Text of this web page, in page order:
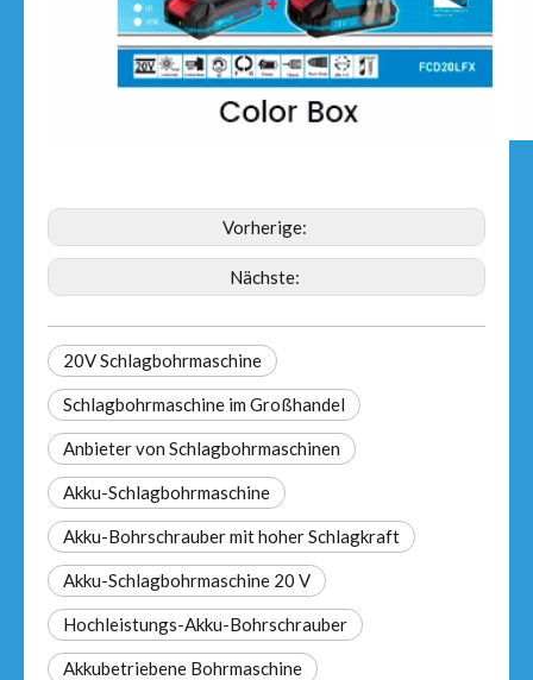
Vorherige:
Nächste:
20V Schlagbohrmaschine
Schlagbohrmaschine im Großhandel
Anbieter von Schlagbohrmaschinen
Akku-Schlagbohrmaschine
Akku-Bohrschrauber mit hoher Schlagkraft
Akku-Schlagbohrmaschine 20 V
Hochleistungs-Akku-Bohrschrauber
Akkubetriebene Bohrmaschine